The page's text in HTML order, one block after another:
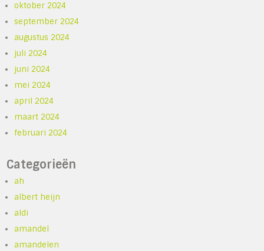
oktober 2024
september 2024
augustus 2024
juli 2024
juni 2024
mei 2024
april 2024
maart 2024
februari 2024
Categorieën
ah
albert heijn
aldi
amandel
amandelen